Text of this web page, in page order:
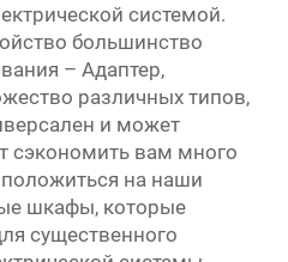
системой.
большинство
– Адаптер,
различных типов,
и может
сэкономить вам много
на наши
шкафы, которые
существенного